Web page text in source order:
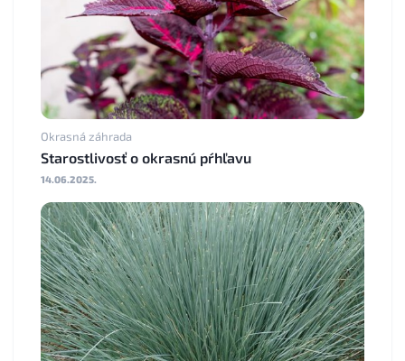
Okrasná záhrada
Starostlivosť o okrasnú pŕhľavu
14.06.2025.